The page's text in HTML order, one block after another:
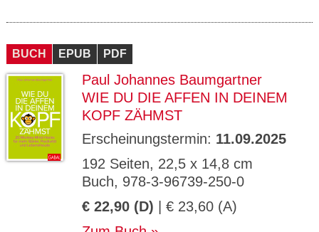
BUCH EPUB PDF
Paul Johannes Baumgartner
WIE DU DIE AFFEN IN DEINEM
KOPF ZÄHMST
Erscheinungstermin: 11.09.2025
192 Seiten, 22,5 x 14,8 cm
Buch, 978-3-96739-250-0
€ 22,90 (D) | € 23,60 (A)